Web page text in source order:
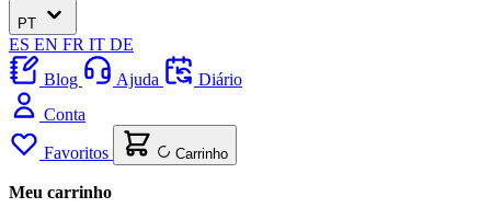
PT
ES EN FR IT DE
Blog
Ajuda
Diário
Conta
Favoritos Carrinho
Meu carrinho